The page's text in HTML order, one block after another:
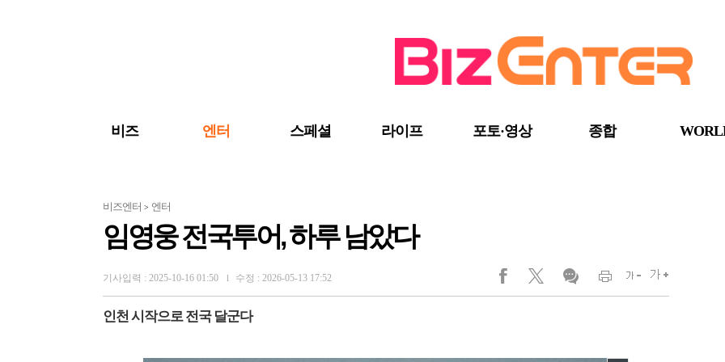
비즈 엔터 스페셜 라이프 포토·영상 종합
비즈엔터 > 엔터
임영웅 전국투어, 하루 남았다
기사입력 : 2025-10-16 01:50 l 수정 : 2026-05-13 17:52
인천 시작으로 전국 달군다